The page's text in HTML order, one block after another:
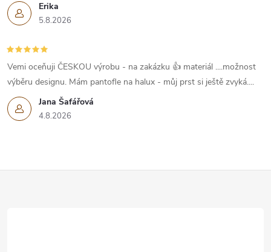
Erika
5.8.2026
Jana Šafářová
4.8.2026
Vemi oceňuji ČESKOU výrobu - na zakázku 👍 materiál ....možnost
výběru designu. Mám pantofle na halux - můj prst si ještě zvyká....